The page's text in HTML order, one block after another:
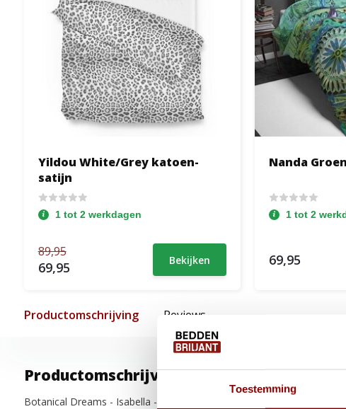
Toestemming
Yildou White/Grey katoen-
satijn
1 tot 2 werkdagen
89,95
69,95 Bekijken
Nanda
1 tot 2
69,95
Productomschrijving Reviews
Productomschrijving
Botanical Dreams - Isabella - Katoen-satijn - Black